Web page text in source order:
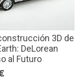
3D de
DeLorean
al Futuro